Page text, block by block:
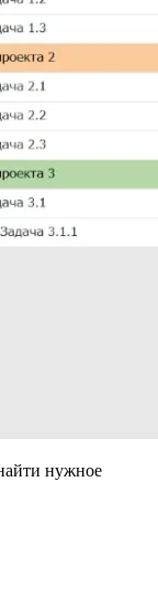
нужное